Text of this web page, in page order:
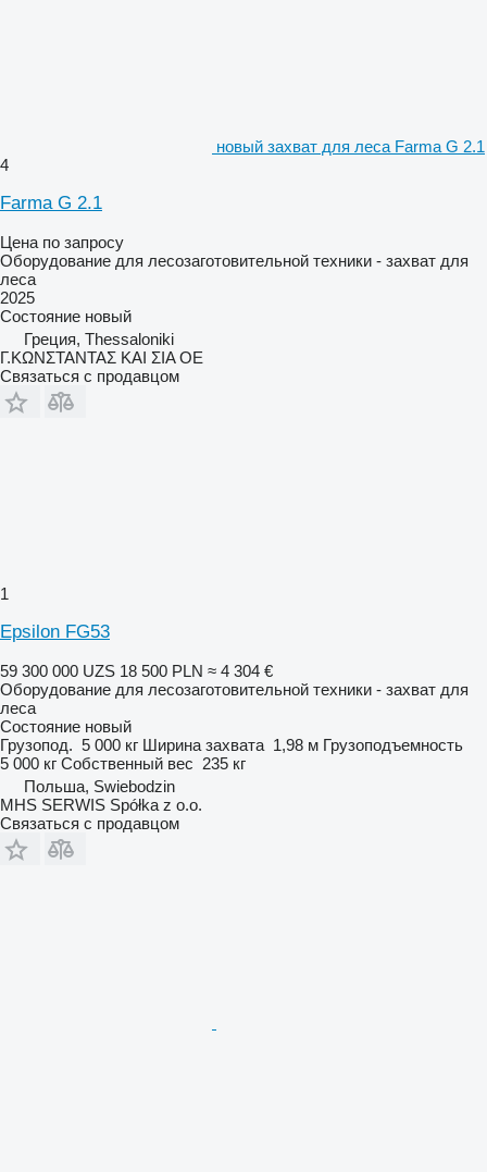
новый захват для леса Farma G 2.1
4
Farma G 2.1
Цена по запросу
Оборудование для лесозаготовительной техники - захват для
леса
2025
Состояние новый
Греция, Thessaloniki
Γ.ΚΩΝΣΤΑΝΤΑΣ ΚΑΙ ΣΙΑ ΟΕ
Связаться с продавцом
1
Epsilon FG53
59 300 000 UZS 18 500 PLN ≈ 4 304 €
Оборудование для лесозаготовительной техники - захват для
леса
Состояние новый
Грузопод. 5 000 кг Ширина захвата 1,98 м Грузоподъемность
5 000 кг Собственный вес 235 кг
Польша, Swiebodzin
MHS SERWIS Spółka z o.o.
Связаться с продавцом